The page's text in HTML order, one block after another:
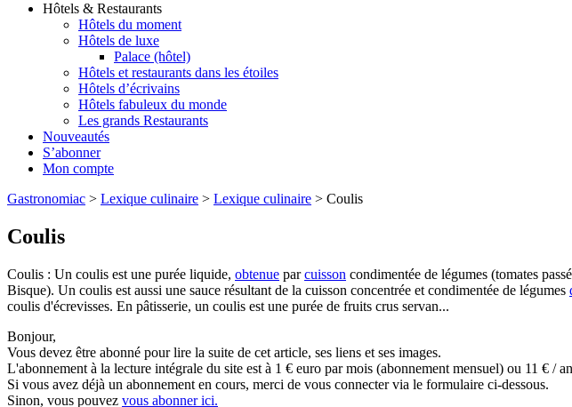
Hôtels & Restaurants
Hôtels du moment
Hôtels de luxe
Palace (hôtel)
Hôtels et restaurants dans les étoiles
Hôtels d’écrivains
Hôtels fabuleux du monde
Les grands Restaurants
Nouveautés
S’abonner
Mon compte
Gastronomiac > Lexique culinaire > Lexique culinaire > Coulis
Coulis
Coulis : Un coulis est une purée liquide, obtenue parcuisson condimentée de légumes (tomates
Bisque). Un coulis est aussi une sauce résultant de la cuisson concentrée et condimentée de légumes
coulis d'écrevisses. En pâtisserie, un coulis est une purée de fruits crus servan...
Bonjour,
Vous devez être abonné pour lire la suite de cet article, ses liens et ses images.
L'abonnement à la lecture intégrale du site est à 1 € euro par mois (abonnement mensuel) ou 11 € /
Si vous avez déjà un abonnement en cours, merci de vous connecter via le formulaire ci-dessous.
Sinon, vous pouvez vous abonner ici.